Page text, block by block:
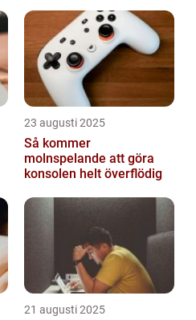
23 augusti 2025
Så kommer
molnspelande att göra
konsolen helt överflödig
21 augusti 2025